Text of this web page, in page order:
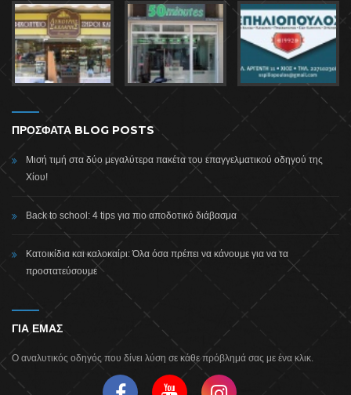
ΠΡΟΣΦΑΤΑ BLOG POSTS
Μισή τιμή στα δύο μεγαλύτερα πακέτα του επαγγελματικού οδηγού της
Χίου!
Back to school: 4 tips για πιο αποδοτικό διάβασμα
Κατοικίδια και καλοκαίρι: Όλα όσα πρέπει να κάνουμε για να τα
προστατεύσουμε
ΓΙΑ ΕΜΑΣ
Ο αναλυτικός οδηγός που δίνει λύση σε κάθε πρόβλημά σας με ένα κλικ.